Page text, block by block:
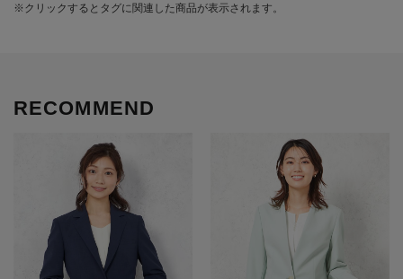
※クリックするとタグに関連した商品が表示されます。
RECOMMEND